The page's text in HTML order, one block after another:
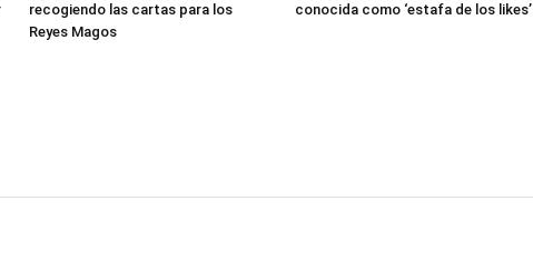
recogiendo las cartas para los
Reyes Magos
conocida como ‘estafa de los likes’